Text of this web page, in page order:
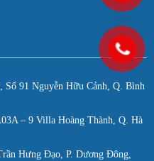
Số 91 Nguyễn Hữu Cảnh, Q. Bình
– 9 Villa Hoàng Thành, Q. Hà
Hưng Đạo, P. Dương Đông,